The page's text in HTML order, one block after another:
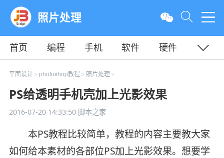
照片处理
首页 编程 手机 软件
硬件
教程
平面 服务器
平面设计> photoshop教程 > 照片处理 >
PS给透明手机壳加上光影效果
2016-07-20 14:33:50脚本之家
本PS教程比较简单，教程的内容主要教大家
如何给本素材的各部位PS加上光影效果。想要学